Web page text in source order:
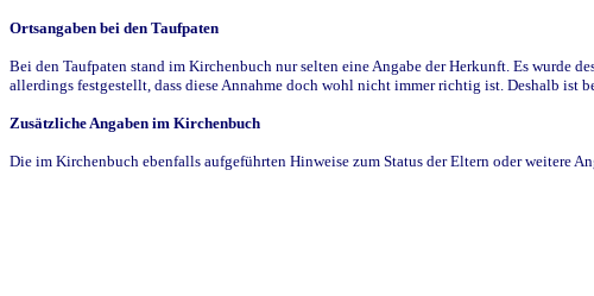
Ortsangaben bei den Taufpaten
Bei den Taufpaten stand im Kirchenbuch nur selten eine Angabe der Herkunft. Es wurde
allerdings festgestellt, dass diese Annahme doch wohl nicht immer richtig ist. Deshalb ist
Zusätzliche Angaben im Kirchenbuch
Die im Kirchenbuch ebenfalls aufgeführten Hinweise zum Status der Eltern oder weitere